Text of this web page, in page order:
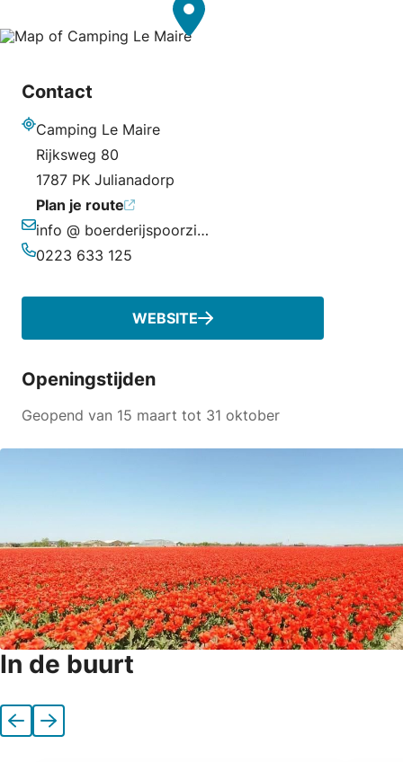
Contact
Camping Le Maire
Rijksweg 80
1787 PK Julianadorp
Plan je route
E-mailadres
info @ boerderijspoorzicht.nl
0223 633 125
WEBSITE
Openingstijden
Geopend van 15 maart tot 31 oktober
In de buurt
VorigeVolgende